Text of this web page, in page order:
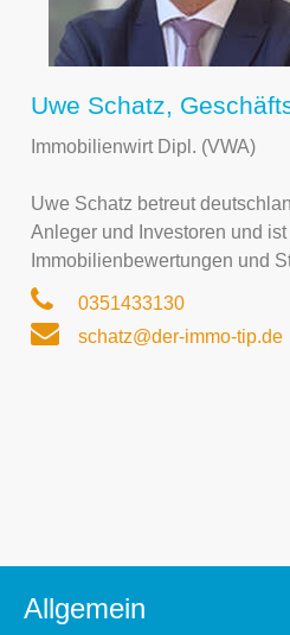
Uwe Schatz,
Immobilienwirt Dipl. (VWA)
Uwe Schatz betreut
Anleger und Investoren und
Immobilienbewertungen und
0351433130
schatz@der-immo-tip.de
Allgemein